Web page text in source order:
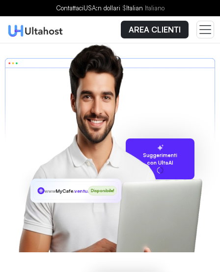
ContattaciUSA:n dollari $Italian Italiano
AREA CLIENTI
Suggerimenti
con UltaAI
wwwMyCafe.venturesDisponibile!